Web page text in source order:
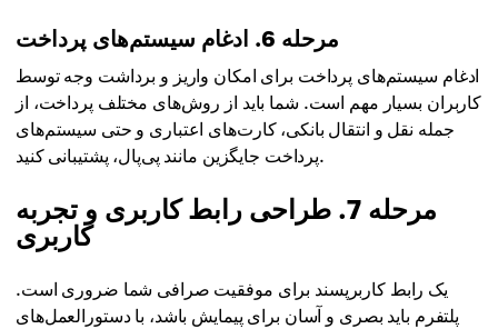
مرحله 6. ادغام سیستم‌های پرداخت
ادغام سیستم‌های پرداخت برای امکان واریز و برداشت وجه توسط
کاربران بسیار مهم است. شما باید از روش‌های مختلف پرداخت، از
جمله نقل و انتقال بانکی، کارت‌های اعتباری و حتی سیستم‌های
پرداخت جایگزین مانند پی‌پال، پشتیبانی کنید.
مرحله 7. طراحی رابط کاربری و تجربه
کاربری
یک رابط کاربرپسند برای موفقیت صرافی شما ضروری است.
پلتفرم باید بصری و آسان برای پیمایش باشد، با دستورالعمل‌های